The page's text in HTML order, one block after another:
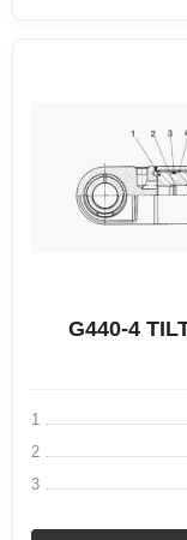
G440-4
1
2
3